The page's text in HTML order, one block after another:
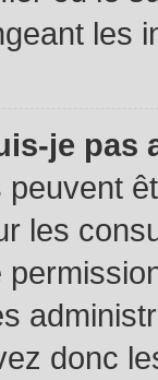
les
je pas
les
donc